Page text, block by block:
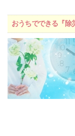
おうちでできる『除